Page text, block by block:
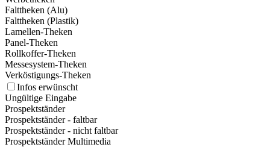
Falttheken (Alu)
Falttheken (Plastik)
Lamellen-Theken
Panel-Theken
Rollkoffer-Theken
Messesystem-Theken
Verköstigungs-Theken
Infos erwünscht
Ungültige Eingabe
Prospektständer
Prospektständer - faltbar
Prospektständer - nicht faltbar
Prospektständer Multimedia